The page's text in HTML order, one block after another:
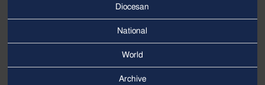
Menu
Diocesan
National
World
Archive